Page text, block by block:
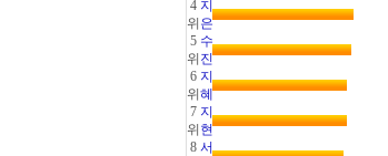
4
위
지
은
5
위
수
진
6
위
지
혜
7
위
지
현
8 서